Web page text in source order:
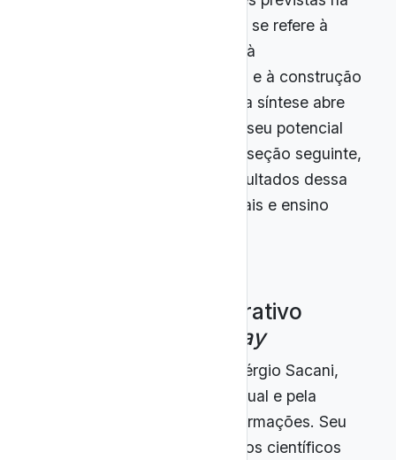
BNCC, especialmente no que se refere à
interpretação de fenômenos, à
argumentação fundamentada e à construção
de modelos explicativos. Essa síntese abre
caminho para a avaliação de seu potencial
pedagógico, apresentada na seção seguinte,
na qual são discutidos os resultados dessa
articulação entre mídias digitais e ensino
2.4.1 Quadro comparativo
Space Today
, criado por Sérgio Sacani,
destaca-se pelo rigor conceitual e pela
atualização constante de informações. Seu
conteúdo é pautado em artigos científicos